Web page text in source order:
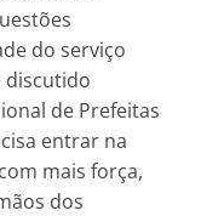
do serviço
discutido
de Prefeitas
entrar na
mais força,
dos